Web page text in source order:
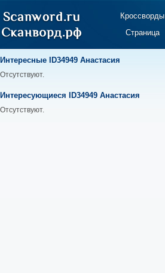
Кроссворды
Страница
Интересные ID34949 Анастасия
Отсутствуют.
Интересующиеся ID34949 Анастасия
Отсутствуют.